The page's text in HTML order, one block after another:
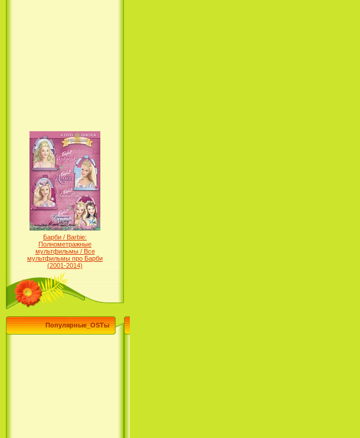
Барби / Barbie:
Полнометражные
мультфильмы / Все
мультфильмы про Барби
(2001-2014)
Популярные_OSTы